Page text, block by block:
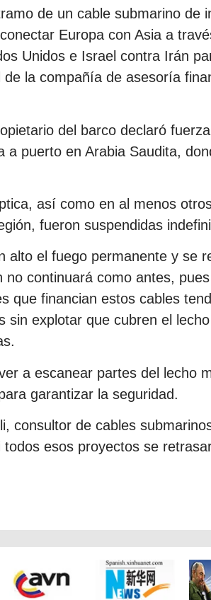
de un cable submarino de
Europa con Asia a
Unidos e Israel contra Irán
la compañía de asesoría
del barco declaró
a puerto en Arabia Saudita,
así como en al menos
fueron suspendidas
alto el fuego permanente y se
continuará como antes,
que financian estos cables
sin explotar que cubren el
a escanear partes del lecho
garantizar la seguridad.
consultor de cables
esos proyectos se